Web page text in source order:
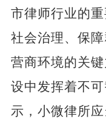
市律师行业的
社会治理、保
营商环境的关
设中发挥着不
示，小微律所